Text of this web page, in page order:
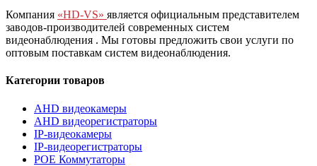
Компания «HD-VS» является официальным представителем
заводов-производителей современных систем
видеонаблюдения . Мы готовы предложить свои услуги по
оптовым поставкам систем видеонаблюдения.
Категории товаров
AHD видеокамеры
AHD видеорегистраторы
IP-видеокамеры
IP-видеорегистраторы
POE Коммутаторы